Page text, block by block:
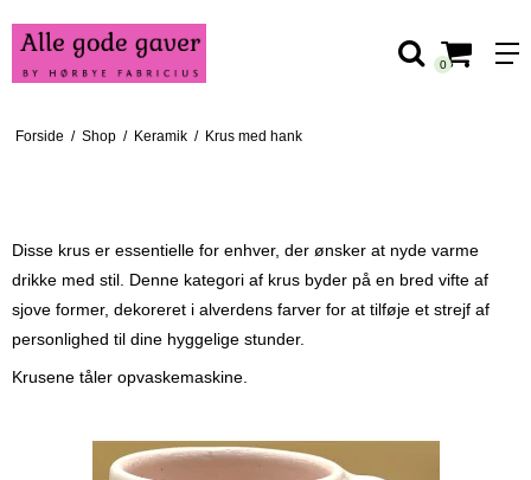
0
Forside / Shop / Keramik / Krus med hank
Disse krus er essentielle for enhver, der ønsker at nyde varme
drikke med stil. Denne kategori af krus byder på en bred vifte af
sjove former, dekoreret i alverdens farver for at tilføje et strejf af
personlighed til dine hyggelige stunder.
Krusene tåler opvaskemaskine.